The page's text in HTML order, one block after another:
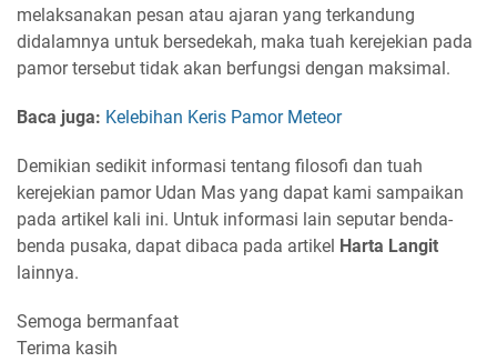
melaksanakan pesan atau ajaran yang terkandung
didalamnya untuk bersedekah, maka tuah kerejekian pada
pamor tersebut tidak akan berfungsi dengan maksimal.
Baca juga: Kelebihan Keris Pamor Meteor
Demikian sedikit informasi tentang filosofi dan tuah
kerejekian pamor Udan Mas yang dapat kami sampaikan
pada artikel kali ini. Untuk informasi lain seputar benda-
benda pusaka, dapat dibaca pada artikel Harta Langit
lainnya.
Semoga bermanfaat
Terima kasih